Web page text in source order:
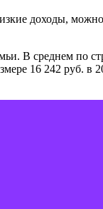
доходы, можно
В среднем по
16 242 руб. в